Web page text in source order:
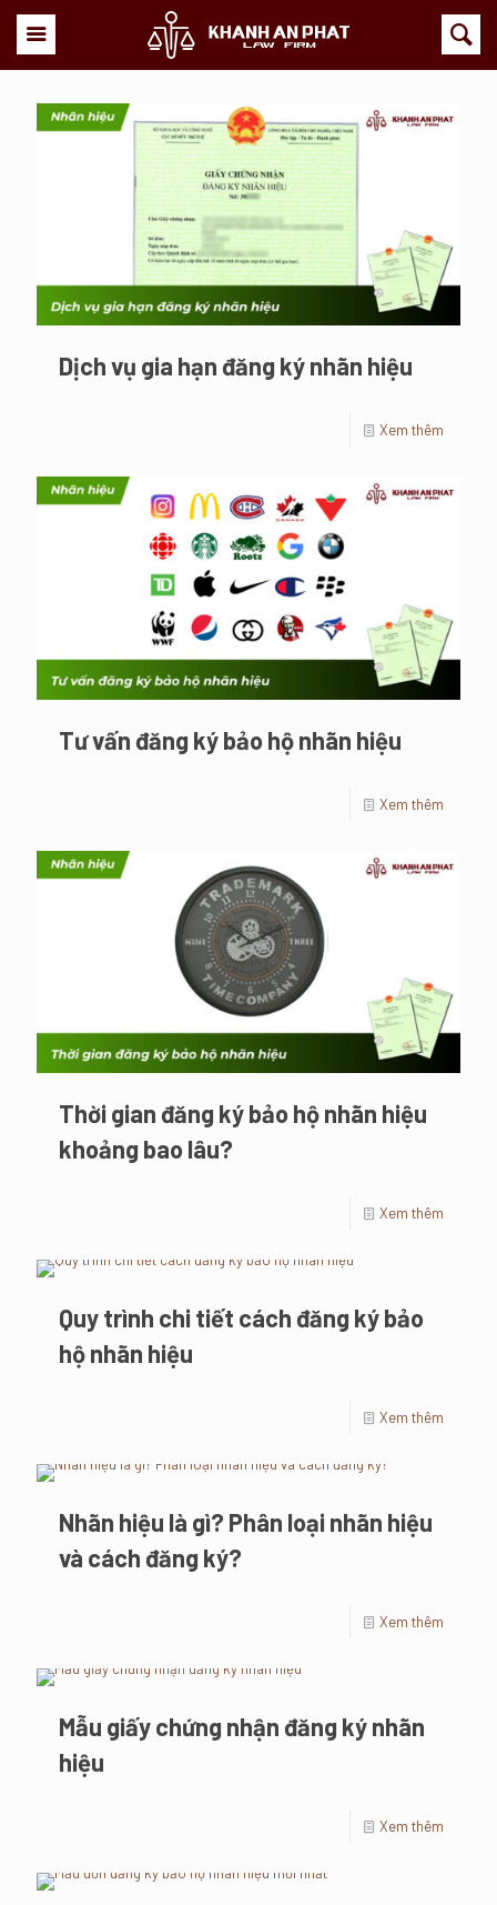
Dịch vụ gia hạn đăng ký nhãn hiệu
Xem thêm
Tư vấn đăng ký bảo hộ nhãn hiệu
Xem thêm
Thời gian đăng ký bảo hộ nhãn hiệu
khoảng bao lâu?
Xem thêm
Quy trình chi tiết cách đăng ký bảo
hộ nhãn hiệu
Xem thêm
Nhãn hiệu là gì? Phân loại nhãn hiệu
và cách đăng ký?
Xem thêm
Mẫu giấy chứng nhận đăng ký nhãn
hiệu
Xem thêm